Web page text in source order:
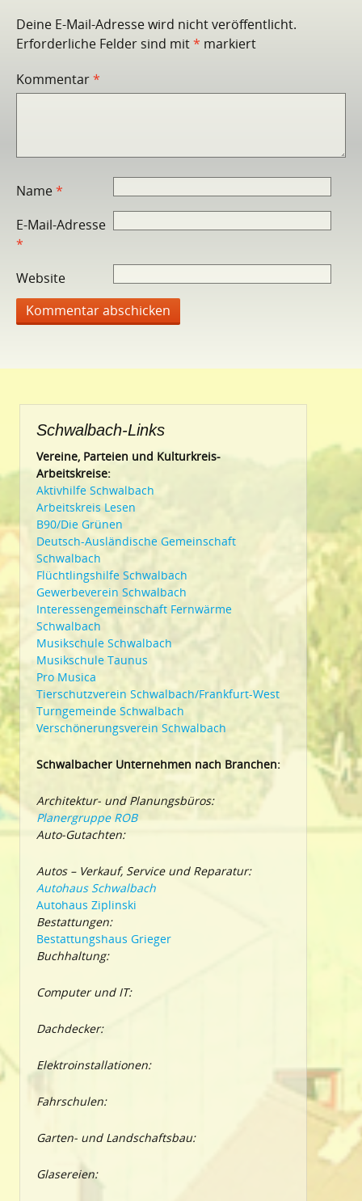
Deine E-Mail-Adresse wird nicht veröffentlicht.
Erforderliche Felder sind mit* markiert
Kommentar*
Name*
E-Mail-Adresse
*
Website
Schwalbach-Links
Vereine, Parteien und Kulturkreis-
Arbeitskreise:
Aktivhilfe Schwalbach
Arbeitskreis Lesen
B90/Die Grünen
Deutsch-Ausländische Gemeinschaft
Schwalbach
Flüchtlingshilfe Schwalbach
Gewerbeverein Schwalbach
Interessengemeinschaft Fernwärme
Schwalbach
Musikschule Schwalbach
Musikschule Taunus
Pro Musica
Tierschutzverein Schwalbach/Frankfurt-West
Turngemeinde Schwalbach
Verschönerungsverein Schwalbach
Schwalbacher Unternehmen nach Branchen:
Architektur- und Planungsbüros:
Planergruppe ROB
Auto-Gutachten:
Autos – Verkauf, Service und Reparatur:
Autohaus Schwalbach
Autohaus Ziplinski
Bestattungen:
Bestattungshaus Grieger
Buchhaltung:
Computer und IT:
Dachdecker:
Elektroinstallationen:
Fahrschulen:
Garten- und Landschaftsbau:
Glasereien: